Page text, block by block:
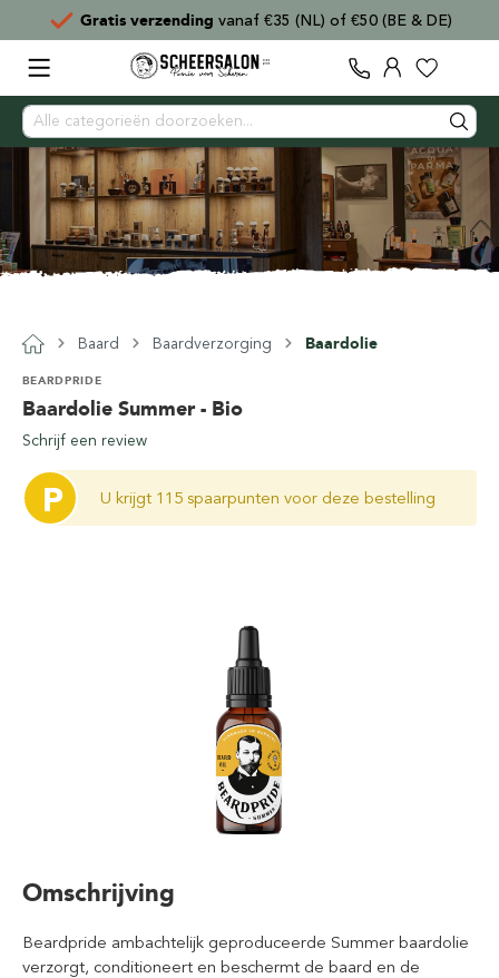
Gratis verzending vanaf €35 (NL) of €50 (BE & DE)
Baard Baardverzorging Baardolie
Baardolie Summer - Bio
BEARDPRIDE
Schrijf een review
P U krijgt 115 spaarpunten voor deze bestelling
Omschrijving
Beardpride ambachtelijk geproduceerde Summer baardolie
verzorgt, conditioneert en beschermt de baard en de